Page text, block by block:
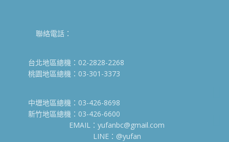
聯絡電話：
台北地區總機：02-2828-2268
桃園地區總機：03-301-3373
中壢地區總機：03-426-8698
新竹地區總機：03-426-6600
EMAIL：yufanbc@gmail.com
LINE：@yufan